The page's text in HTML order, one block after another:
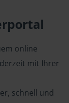
online
mit Ihrer
schnell und